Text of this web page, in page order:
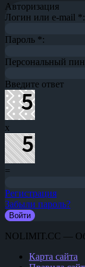
Авторизация
Логин или e-mail *:
Пароль *:
Персональный пин
Введите ответ
x
=
Регистрация
Забыли пароль?
NOLIMIT.CC —
Карта сайта